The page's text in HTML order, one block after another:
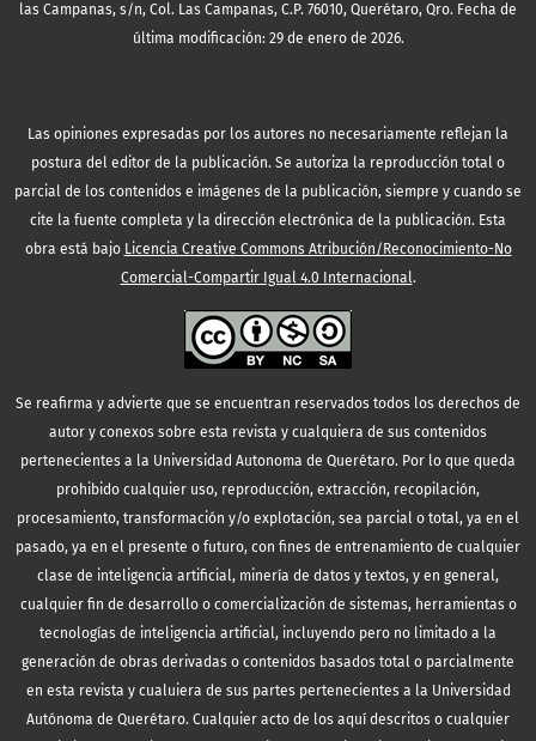
las Campanas, s/n, Col. Las Campanas, C.P. 76010, Querétaro, Qro. Fecha de
última modificación: 29 de enero de 2026.
Las opiniones expresadas por los autores no necesariamente reflejan la
postura del editor de la publicación. Se autoriza la reproducción total o
parcial de los contenidos e imágenes de la publicación, siempre y cuando se
cite la fuente completa y la dirección electrónica de la publicación. Esta
obra está bajo Licencia Creative Commons Atribución/Reconocimiento-No
Comercial-Compartir Igual 4.0 Internacional.
Se reafirma y advierte que se encuentran reservados todos los derechos de
autor y conexos sobre esta revista y cualquiera de sus contenidos
pertenecientes a la Universidad Autonoma de Querétaro. Por lo que queda
prohibido cualquier uso, reproducción, extracción, recopilación,
procesamiento, transformación y/o explotación, sea parcial o total, ya en el
pasado, ya en el presente o futuro, con fines de entrenamiento de cualquier
clase de inteligencia artificial, minería de datos y textos, y en general,
cualquier fin de desarrollo o comercialización de sistemas, herramientas o
tecnologías de inteligencia artificial, incluyendo pero no limitado a la
generación de obras derivadas o contenidos basados total o parcialmente
en esta revista y cualuiera de sus partes pertenecientes a la Universidad
Autónoma de Querétaro. Cualquier acto de los aquí descritos o cualquier